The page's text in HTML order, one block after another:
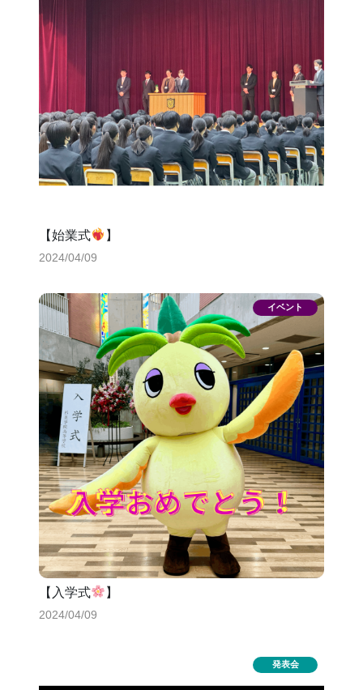
【始業式 】
2024/04/09
【入学式 】
2024/04/09